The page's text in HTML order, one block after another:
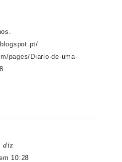
pages/Diario-de-uma-
diz
10:28